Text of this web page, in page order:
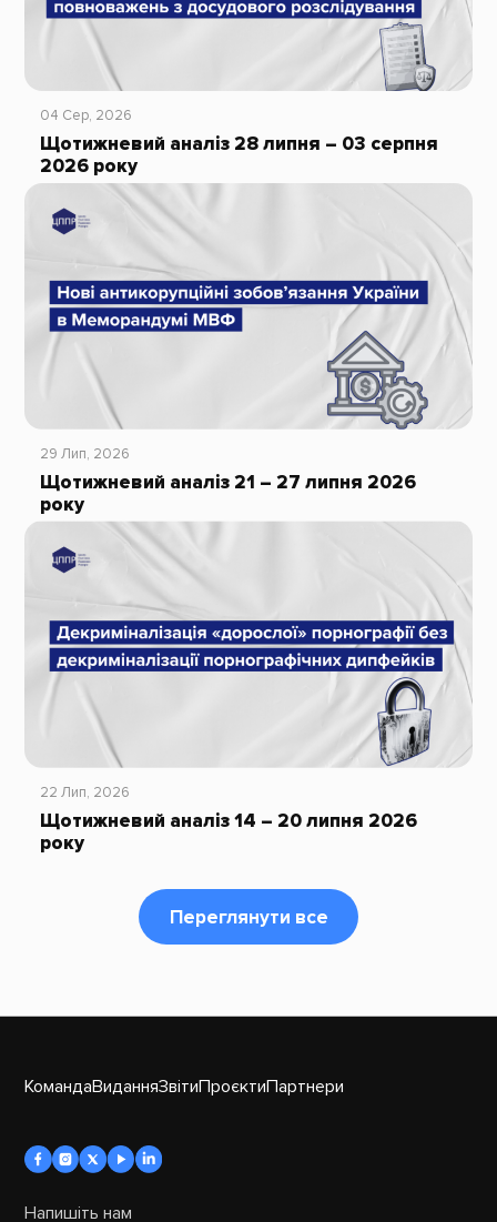
04 Сер, 2026
Щотижневий аналіз 28 липня – 03 серпня
2026 року
29 Лип, 2026
Щотижневий аналіз 21 – 27 липня 2026
року
22 Лип, 2026
Щотижневий аналіз 14 – 20 липня 2026
року
Переглянути все
КомандаВиданняЗвітиПроєктиПартнери
Напишіть нам